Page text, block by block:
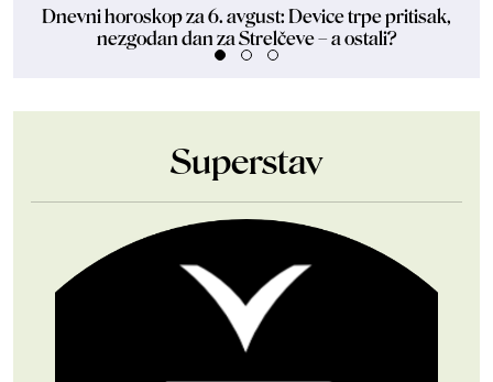
Dnevni horoskop za 6. avgust: Device trpe pritisak,
nezgodan dan za Strelčeve – a ostali?
Superstav